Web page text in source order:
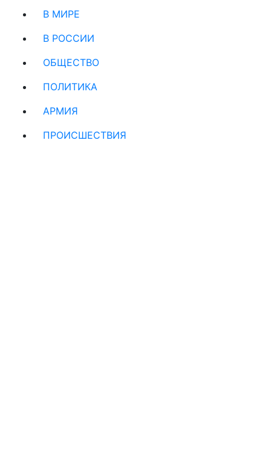
В МИРЕ
В РОССИИ
ОБЩЕСТВО
ПОЛИТИКА
АРМИЯ
ПРОИСШЕСТВИЯ